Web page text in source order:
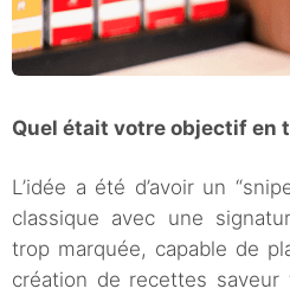
Quel était votre objectif en
L’idée a été d’avoir un
classique avec une
trop marquée, capable de
création de recettes saveur